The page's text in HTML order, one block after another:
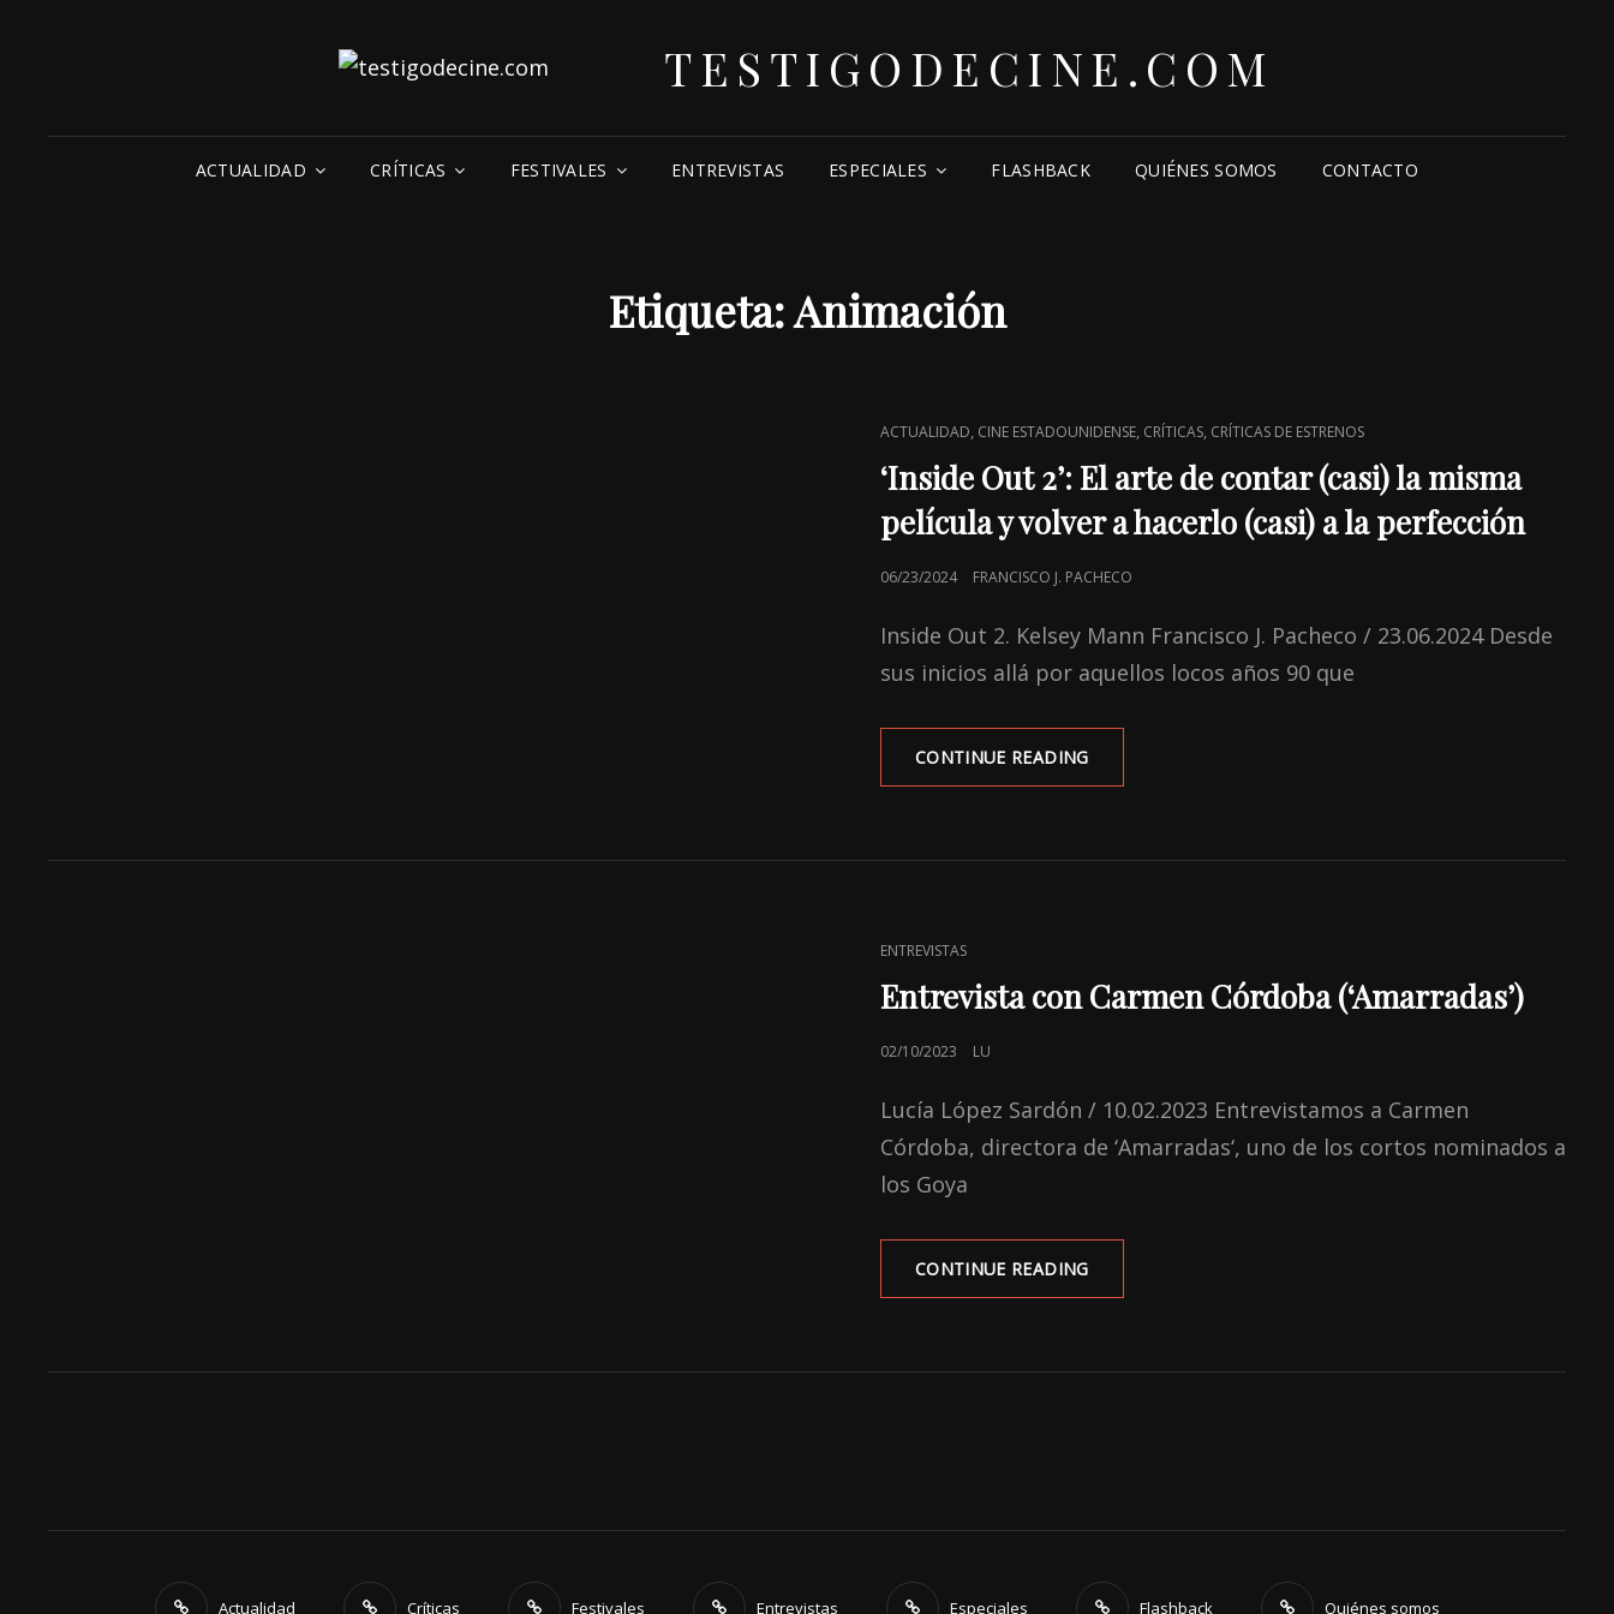
TESTIGODECINE.COM
ACTUALIDAD CRÍTICAS FESTIVALES ENTREVISTAS ESPECIALES FLASHBACK QUIÉNES SOMOS CONTACTO
Etiqueta:Animación
CAT
LINKS
ACTUALIDAD, CINE ESTADOUNIDENSE, CRÍTICAS, CRÍTICAS DE ESTRENOS
‘Inside Out 2’: El arte de contar (casi) la misma
película y volver a hacerlo (casi) a la perfección
POSTED
06/23/2024 FRANCISCO J. PACHECO
Inside Out 2. Kelsey Mann Francisco J. Pacheco / 23.06.2024 Desde
sus inicios allá por aquellos locos años 90 que
CONTINUE READING‘INSIDE
OUT
ARTE
MISMA
PELÍCULA
HACERLO
(CASI)
A
CAT
LINKS
ENTREVISTAS
Entrevista con Carmen Córdoba (‘Amarradas’)
POSTED
02/10/2023 LU
Lucía López Sardón / 10.02.2023 Entrevistamos a Carmen
Córdoba, directora de ‘Amarradas‘, uno de los cortos nominados a
los Goya
CONTINUE READINGENTREVISTA
CON
(‘AMARRADAS’)
Actualidad Críticas Festivales Entrevistas Especiales Flashback Quiénes somos